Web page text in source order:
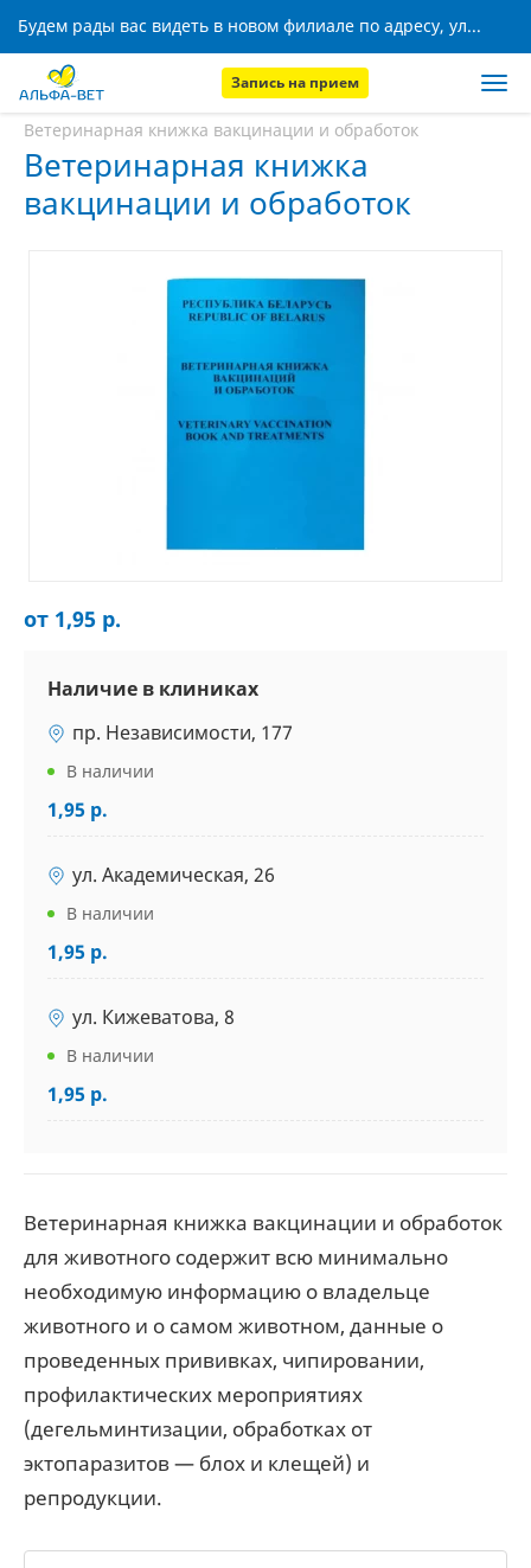
Будем рады вас видеть в новом филиале по адресу, ул. Кижеватова, 8!
Запись на прием
Главная
Ветеринарная книжка вакцинации и обработок
Ветеринарная книжка
вакцинации и обработок
от 1,95 р.
Наличие в клиниках
пр. Независимости, 177
В наличии
1,95 р.
ул. Академическая, 26
В наличии
1,95 р.
ул. Кижеватова, 8
В наличии
1,95 р.
Ветеринарная книжка вакцинации и обработок
для животного содержит всю минимально
необходимую информацию о владельце
животного и о самом животном, данные о
проведенных прививках, чипировании,
профилактических мероприятиях
(дегельминтизации, обработках от
эктопаразитов — блох и клещей) и
репродукции.